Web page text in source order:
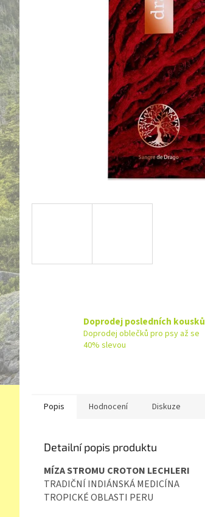
Doprodej posledních kousků
Doprodej oblečků pro psy až se
40% slevou
Popis Hodnocení Diskuze
Detailní popis produktu
MÍZA STROMU CROTON LECHLERI
TRADIČNÍ INDIÁNSKÁ MEDICÍNA
TROPICKÉ OBLASTI PERU